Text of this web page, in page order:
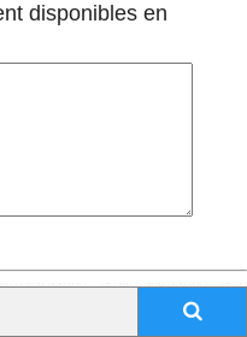
disponibles en